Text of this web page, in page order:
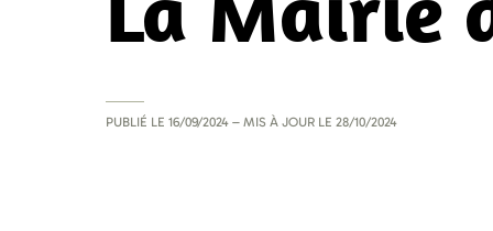
PUBLIÉ LE 16/09/2024 – MIS À JOUR LE 28/10/2024